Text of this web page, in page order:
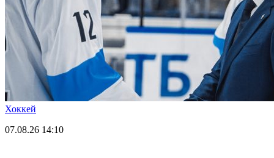
Хоккей
07.08.26 14:10